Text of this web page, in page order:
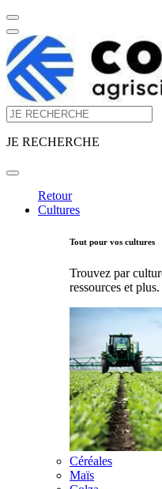
JE RECHERCHE
Retour
Cultures
Tout pour vos cultures
Trouvez par
ressources et plus.
Céréales
Maïs